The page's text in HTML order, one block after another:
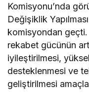
Komisyonu’nda
Değişiklik
komisyondan geçti.
rekabet gücünün
iyileştirilmesi,
desteklenmesi ve
geliştirilmesi